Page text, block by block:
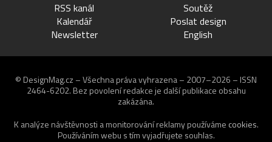
RSS kanál
Kalendář
Newsletter
Soutěž
Poslat design
English
© DesignMag.cz – Všechna práva vyhrazena – 2007–2026 – ISSN
2464-6202. Bez povolení redakce je další publikace obsahu
zakázána.
K analýze návštěvnosti a monitorování reklamy používáme cookies.
Používáním webu s tím vyjadřujete souhlas.